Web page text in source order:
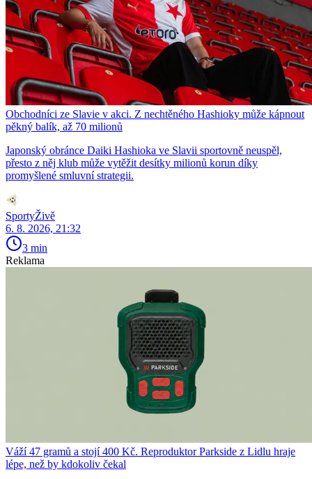
Obchodníci ze Slavie v akci. Z nechtěného Hashioky může kápnout
pěkný balík, až 70 milionů
Japonský obránce Daiki Hashioka ve Slavii sportovně neuspěl,
přesto z něj klub může vytěžit desítky milionů korun díky
promyšlené smluvní strategii.
SportyŽivě
6. 8. 2026, 21:32
3 min
Reklama
Váží 47 gramů a stojí 400 Kč. Reproduktor Parkside z Lidlu hraje
lépe, než by kdokoliv čekal